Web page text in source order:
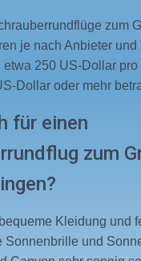
zum
je nach Anbieter und
250 US-Dollar pro
Dollar oder mehr
für einen
zum
Kleidung und
Sonnenbrille und